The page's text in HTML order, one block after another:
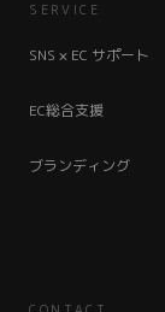
SERVICE
SNS × EC サポート
EC総合支援
ブランディング